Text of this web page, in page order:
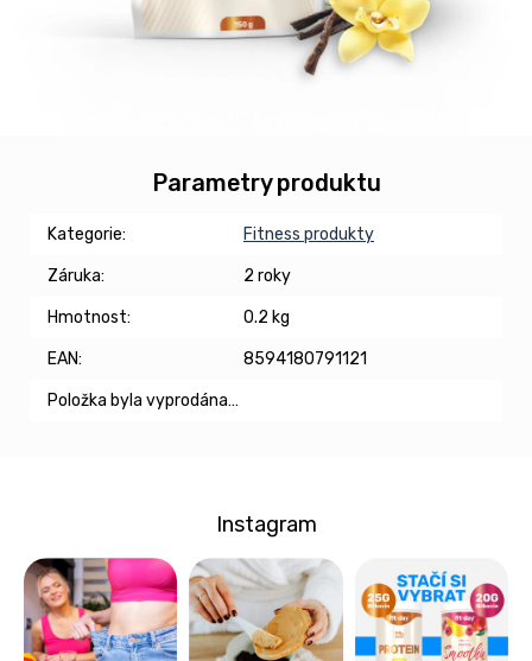
Parametry produktu
Kategorie: Fitness produkty
Záruka: 2 roky
Hmotnost: 0.2 kg
EAN: 8594180791121
Položka byla vyprodána…
Instagram